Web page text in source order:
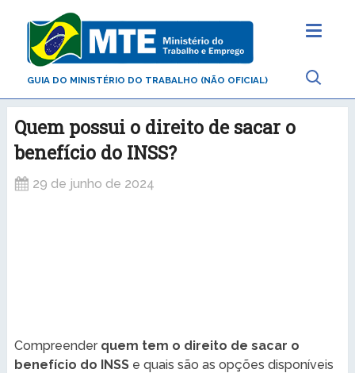
GUIA DO MINISTÉRIO DO TRABALHO (NÃO OFICIAL)
Quem possui o direito de sacar o
benefício do INSS?
29 de junho de 2024
Compreender quem tem o direito de sacar o
benefício do INSSe quais são as opções disponíveis